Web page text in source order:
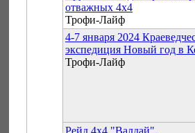
отважных 4х4
Трофи-Лайф
4-7 января 2024
экспедиция Новый год в
Трофи-Лайф
Рейд 4х4 "Валдай".